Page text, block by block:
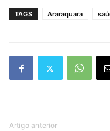
TAGS Araraquara
Artigo anterior